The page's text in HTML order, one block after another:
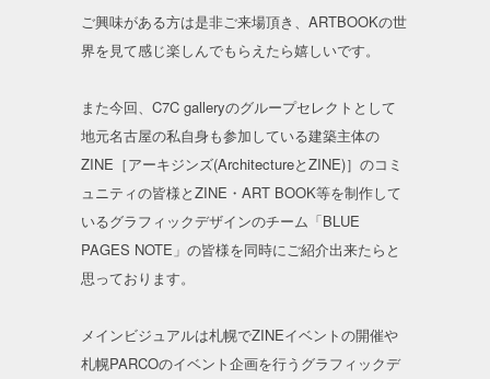
ご興味がある方は是非ご来場頂き、ARTBOOKの世
界を見て感じ楽しんでもらえたら嬉しいです。
また今回、C7C galleryのグループセレクトとして
地元名古屋の私自身も参加している建築主体の
ZINE［アーキジンズ(ArchitectureとZINE)］のコミ
ュニティの皆様とZINE・ART BOOK等を制作して
いるグラフィックデザインのチーム「BLUE
PAGES NOTE」の皆様を同時にご紹介出来たらと
思っております。
メインビジュアルは札幌でZINEイベントの開催や
札幌PARCOのイベント企画を行うグラフィックデ